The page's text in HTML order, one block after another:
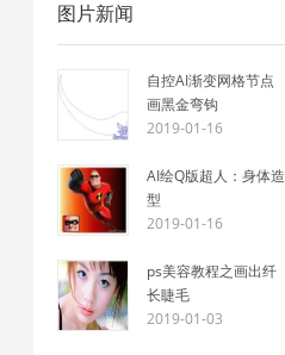
图片新闻
自控AI渐变网格节点
画黑金弯钩
2019-01-16
AI绘Q版超人：身体造
型
2019-01-16
ps美容教程之画出纤
长睫毛
2019-01-03